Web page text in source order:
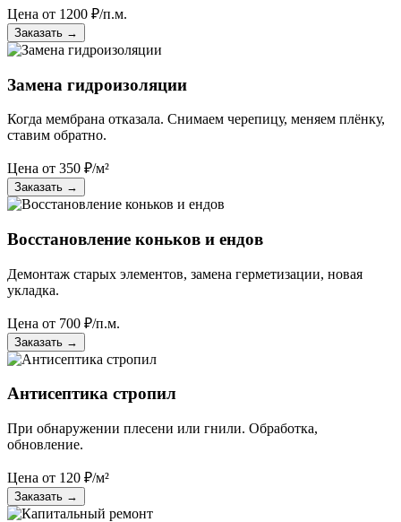
Цена от 1200 ₽/п.м.
Заказать →
Замена гидроизоляции
Когда мембрана отказала. Снимаем черепицу, меняем плёнку,
ставим обратно.
Цена от 350 ₽/м²
Заказать →
Восстановление коньков и ендов
Демонтаж старых элементов, замена герметизации, новая
укладка.
Цена от 700 ₽/п.м.
Заказать →
Антисептика стропил
При обнаружении плесени или гнили. Обработка,
обновление.
Цена от 120 ₽/м²
Заказать →